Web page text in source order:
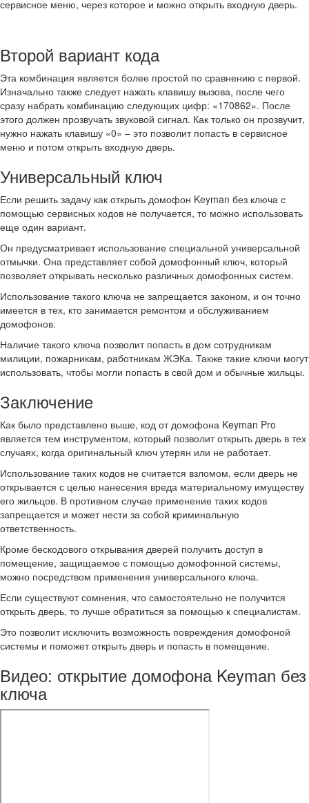
сервисное меню, через которое и можно открыть входную дверь.
Второй вариант кода
Эта комбинация является более простой по сравнению с первой.
Изначально также следует нажать клавишу вызова, после чего
сразу набрать комбинацию следующих цифр: «170862». После
этого должен прозвучать звуковой сигнал. Как только он прозвучит,
нужно нажать клавишу «0» – это позволит попасть в сервисное
меню и потом открыть входную дверь.
Универсальный ключ
Если решить задачу как открыть домофон Keyman без ключа с
помощью сервисных кодов не получается, то можно использовать
еще один вариант.
Он предусматривает использование специальной универсальной
отмычки. Она представляет собой домофонный ключ, который
позволяет открывать несколько различных домофонных систем.
Использование такого ключа не запрещается законом, и он точно
имеется в тех, кто занимается ремонтом и обслуживанием
домофонов.
Наличие такого ключа позволит попасть в дом сотрудникам
милиции, пожарникам, работникам ЖЭКа. Также такие ключи могут
использовать, чтобы могли попасть в свой дом и обычные жильцы.
Заключение
Как было представлено выше, код от домофона Keyman Pro
является тем инструментом, который позволит открыть дверь в тех
случаях, когда оригинальный ключ утерян или не работает.
Использование таких кодов не считается взломом, если дверь не
открывается с целью нанесения вреда материальному имуществу
его жильцов. В противном случае применение таких кодов
запрещается и может нести за собой криминальную
ответственность.
Кроме бескодового открывания дверей получить доступ в
помещение, защищаемое с помощью домофонной системы,
можно посредством применения универсального ключа.
Если существуют сомнения, что самостоятельно не получится
открыть дверь, то лучше обратиться за помощью к специалистам.
Это позволит исключить возможность повреждения домофоной
системы и поможет открыть дверь и попасть в помещение.
Видео: открытие домофона Keyman без
ключа